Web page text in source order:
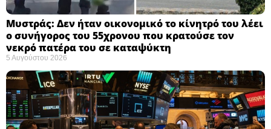
Μυστράς: Δεν ήταν οικονομικό το κίνητρό του λέει
ο συνήγορος του 55χρονου που κρατούσε τον
νεκρό πατέρα του σε καταψύκτη
5 Αυγούστου 2026